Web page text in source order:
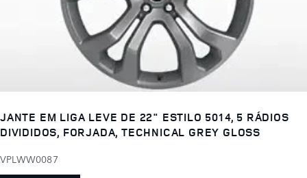
JANTE EM LIGA LEVE DE 22" ESTILO 5014, 5 RÁDIOS
DIVIDIDOS, FORJADA, TECHNICAL GREY GLOSS
VPLWW0087